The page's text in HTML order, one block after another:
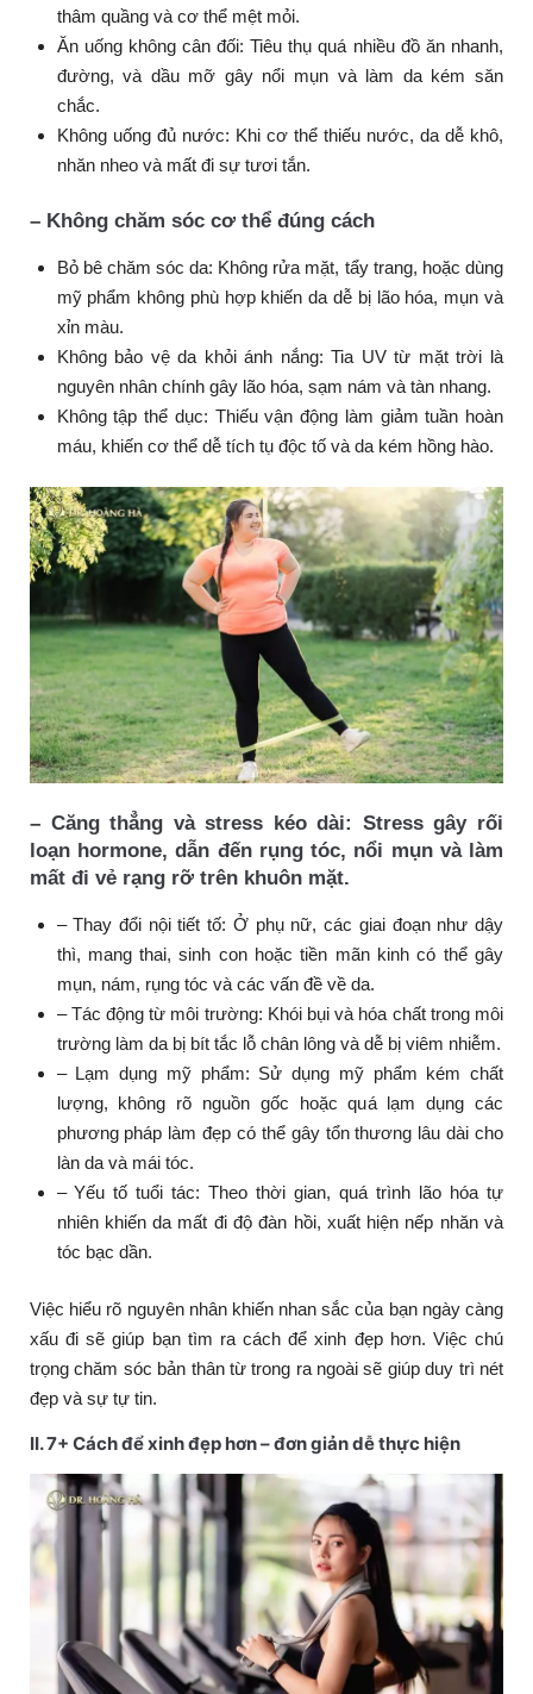
thâm quầng và cơ thể mệt mỏi.
Ăn uống không cân đối: Tiêu thụ quá nhiều đồ ăn nhanh,
đường, và dầu mỡ gây nổi mụn và làm da kém săn
chắc.
Không uống đủ nước: Khi cơ thể thiếu nước, da dễ khô,
nhăn nheo và mất đi sự tươi tắn.
– Không chăm sóc cơ thể đúng cách
Bỏ bê chăm sóc da: Không rửa mặt, tẩy trang, hoặc dùng
mỹ phẩm không phù hợp khiến da dễ bị lão hóa, mụn và
xỉn màu.
Không bảo vệ da khỏi ánh nắng: Tia UV từ mặt trời là
nguyên nhân chính gây lão hóa, sạm nám và tàn nhang.
Không tập thể dục: Thiếu vận động làm giảm tuần hoàn
máu, khiến cơ thể dễ tích tụ độc tố và da kém hồng hào.
– Căng thẳng và stress kéo dài: Stress gây rối
loạn hormone, dẫn đến rụng tóc, nổi mụn và làm
mất đi vẻ rạng rỡ trên khuôn mặt.
– Thay đổi nội tiết tố: Ở phụ nữ, các giai đoạn như dậy
thì, mang thai, sinh con hoặc tiền mãn kinh có thể gây
mụn, nám, rụng tóc và các vấn đề về da.
– Tác động từ môi trường: Khói bụi và hóa chất trong môi
trường làm da bị bít tắc lỗ chân lông và dễ bị viêm nhiễm.
– Lạm dụng mỹ phẩm: Sử dụng mỹ phẩm kém chất
lượng, không rõ nguồn gốc hoặc quá lạm dụng các
phương pháp làm đẹp có thể gây tổn thương lâu dài cho
làn da và mái tóc.
– Yếu tố tuổi tác: Theo thời gian, quá trình lão hóa tự
nhiên khiến da mất đi độ đàn hồi, xuất hiện nếp nhăn và
tóc bạc dần.
Việc hiểu rõ nguyên nhân khiến nhan sắc của bạn ngày càng
xấu đi sẽ giúp bạn tìm ra cách để xinh đẹp hơn. Việc chú
trọng chăm sóc bản thân từ trong ra ngoài sẽ giúp duy trì nét
đẹp và sự tự tin.
II. 7+ Cách để xinh đẹp hơn – đơn giản dễ thực hiện